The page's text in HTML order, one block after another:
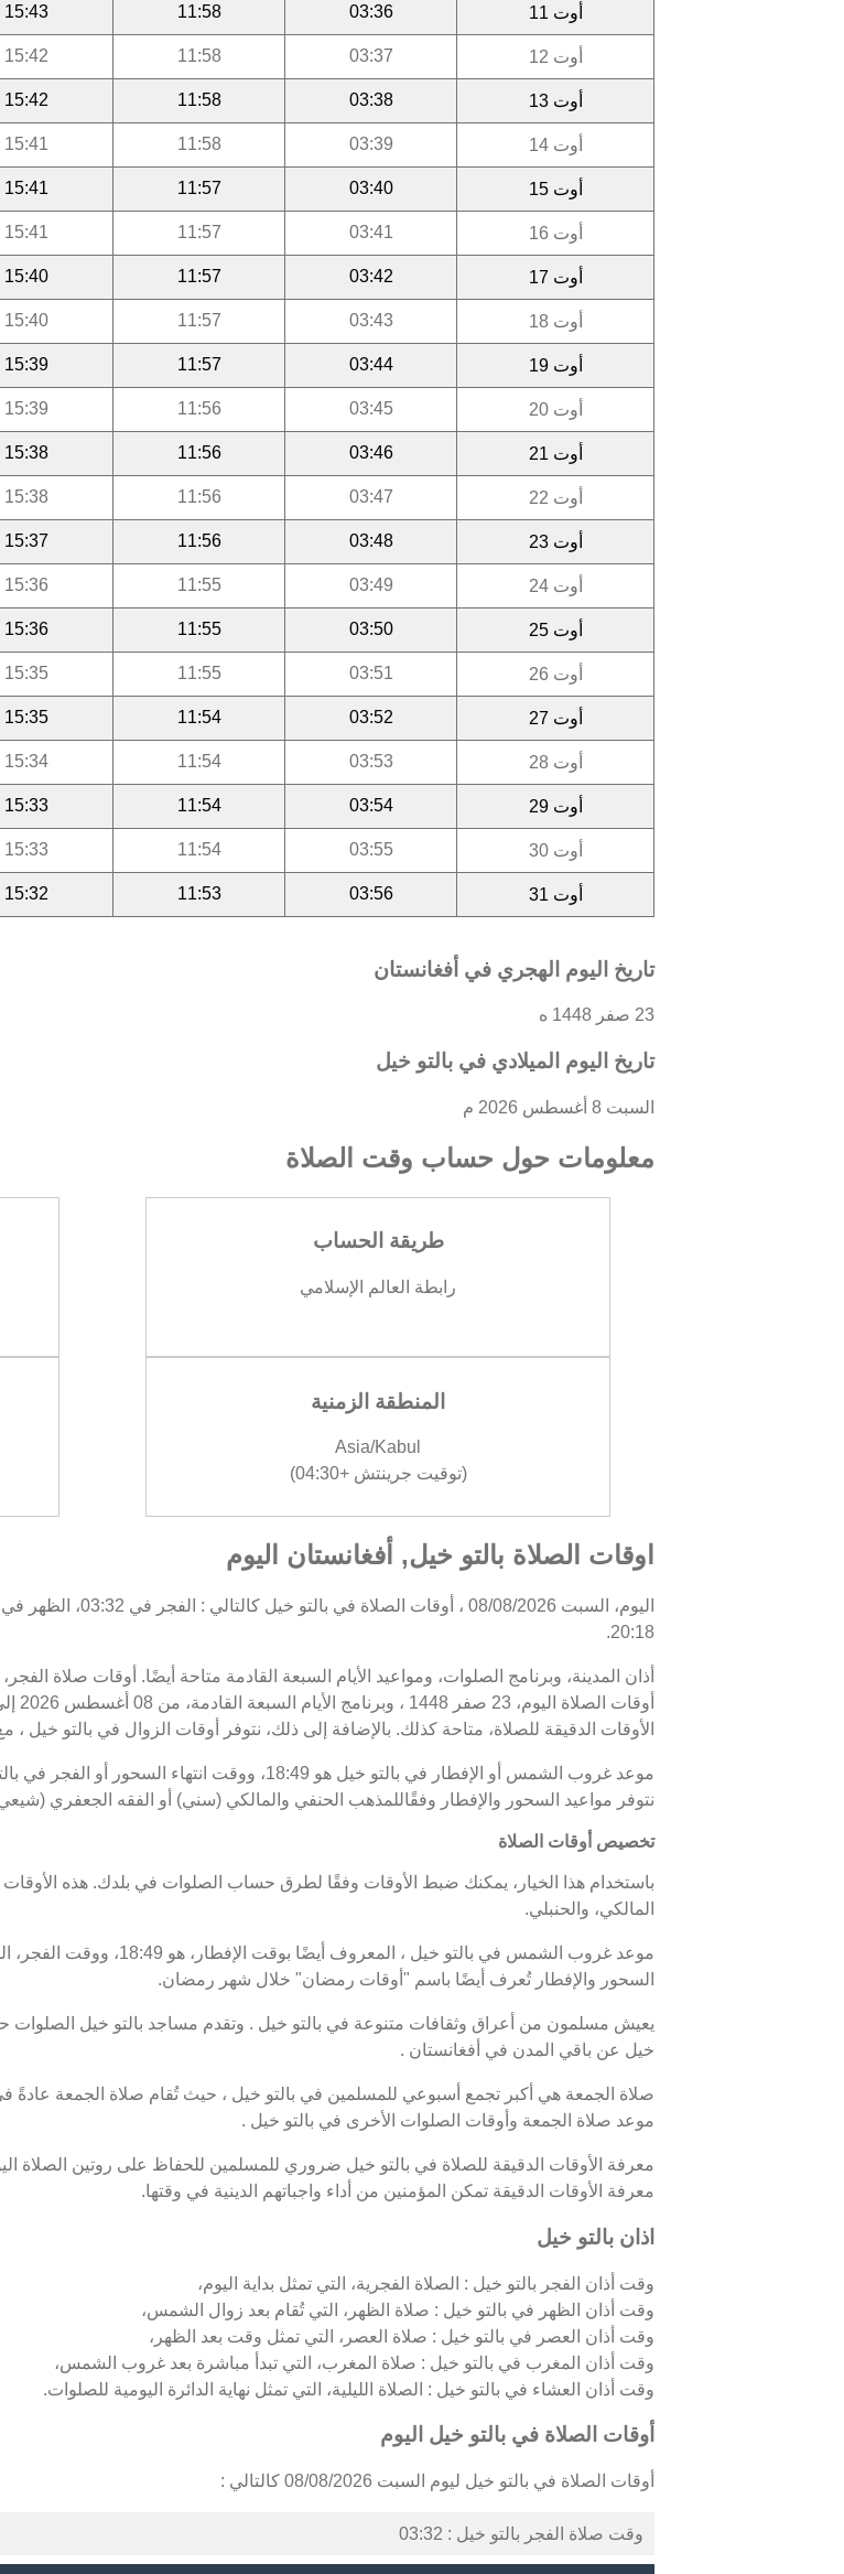
أوت 11 03:36
11:58
15:43
أوت 12 03:37
11:58
15:42
أوت 13 03:38
11:58
15:42
أوت 14 03:39
11:58
15:41
أوت 15 03:40
11:57
15:41
أوت 16 03:41
11:57
15:41
أوت 17 03:42
11:57
15:40
أوت 18 03:43
11:57
15:40
أوت 19 03:44
11:57
15:39
أوت 20 03:45
11:56
15:39
أوت 21 03:46
11:56
15:38
أوت 22 03:47
11:56
15:38
أوت 23 03:48
11:56
15:37
أوت 24 03:49
11:55
15:36
أوت 25 03:50
11:55
15:36
أوت 26 03:51
11:55
15:35
أوت 27 03:52
11:54
15:35
أوت 28 03:53
11:54
15:34
أوت 29 03:54
11:54
15:33
أوت 30 03:55
11:54
15:33
أوت 31 03:56
11:53
15:32
تاريخ اليوم الهجري في أفغانستان
23 صفر 1448 ه
تاريخ اليوم الميلادي في بالتو خيل
السبت 8 أغسطس 2026 م
معلومات حول حساب وقت الصلاة
طريقة الحساب
رابطة العالم الإسلامي
المنطقة الزمنية
Asia/Kabul
(توقيت جرينتش +04:30)
اوقات الصلاة بالتو خيل, أفغانستان اليوم
20:18.
أذان المدينة، وبرنامج الصلوات، ومواعيد الأيام السبعة القادمة متاحة أيضًا. أوقات صلاة
الأوقات الدقيقة للصلاة، متاحة كذلك. بالإضافة إلى ذلك، نتوفر أوقات الزوال في بالتو خيل ، مع
نتوفر مواعيد السحور والإفطار وفقًاللمذهب الحنفي والمالكي (سني) أو الفقه الجعفري
تخصيص أوقات الصلاة
باستخدام هذا الخيار، يمكنك ضبط الأوقات وفقًا لطرق حساب الصلوات في بلدك. هذه الأوقات
المالكي، والحنبلي.
السحور والإفطار تُعرف أيضًا باسم "أوقات رمضان" خلال شهر رمضان.
يعيش مسلمون من أعراق وثقافات متنوعة في بالتو خيل . وتقدم مساجد بالتو خيل الصلوات
خيل عن باقي المدن في أفغانستان .
صلاة الجمعة هي أكبر تجمع أسبوعي للمسلمين في بالتو خيل ، حيث تُقام صلاة الجمعة عادةً
موعد صلاة الجمعة وأوقات الصلوات الأخرى في بالتو خيل .
معرفة الأوقات الدقيقة للصلاة في بالتو خيل ضروري للمسلمين للحفاظ على روتين الصلاة
معرفة الأوقات الدقيقة تمكن المؤمنين من أداء واجباتهم الدينية في وقتها.
اذان بالتو خيل
وقت أذان الفجر بالتو خيل : الصلاة الفجرية، التي تمثل بداية اليوم،
وقت أذان الظهر في بالتو خيل : صلاة الظهر، التي تُقام بعد زوال الشمس،
وقت أذان العصر في بالتو خيل : صلاة العصر، التي تمثل وقت بعد الظهر،
وقت أذان المغرب في بالتو خيل : صلاة المغرب، التي تبدأ مباشرة بعد غروب الشمس،
وقت أذان العشاء في بالتو خيل : الصلاة الليلية، التي تمثل نهاية الدائرة اليومية للصلوات.
أوقات الصلاة في بالتو خيل اليوم
أوقات الصلاة في بالتو خيل ليوم السبت 08/08/2026 كالتالي :
وقت صلاة الفجر بالتو خيل : 03:32